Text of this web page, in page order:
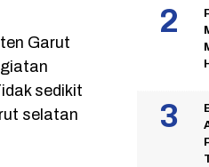
Garut
sedikit
selatan